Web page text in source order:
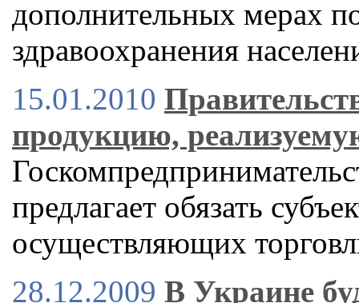
дополнительных мерах
здравоохранения
15.01.2010
продукцию,
предлагает обязать
осуществляющих
28.12.2009 В Украине